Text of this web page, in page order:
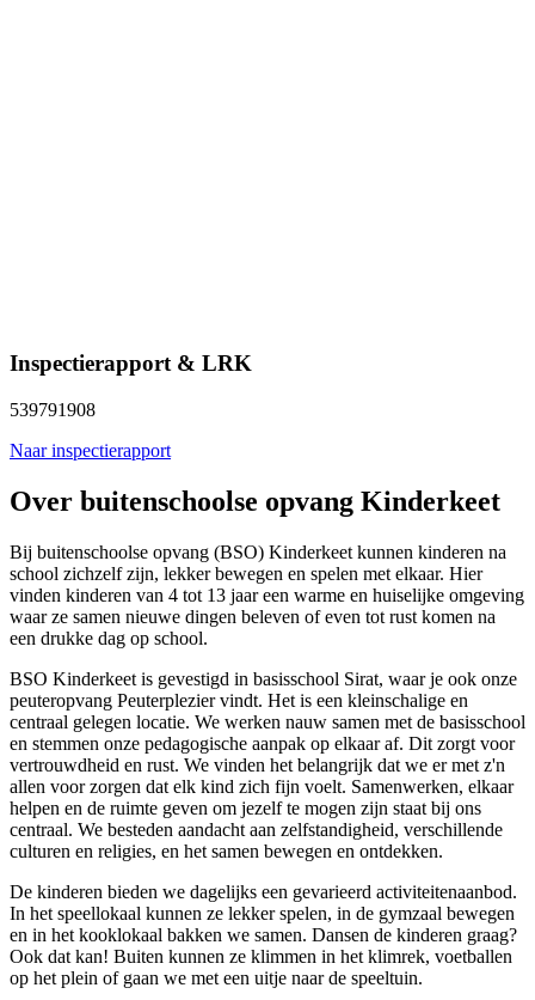
Inspectierapport & LRK
539791908
Naar inspectierapport
Over buitenschoolse opvang Kinderkeet
Bij buitenschoolse opvang (BSO) Kinderkeet kunnen kinderen na
school zichzelf zijn, lekker bewegen en spelen met elkaar. Hier
vinden kinderen van 4 tot 13 jaar een warme en huiselijke omgeving
waar ze samen nieuwe dingen beleven of even tot rust komen na
een drukke dag op school.
BSO Kinderkeet is gevestigd in basisschool Sirat, waar je ook onze
peuteropvang Peuterplezier vindt. Het is een kleinschalige en
centraal gelegen locatie. We werken nauw samen met de basisschool
en stemmen onze pedagogische aanpak op elkaar af. Dit zorgt voor
vertrouwdheid en rust. We vinden het belangrijk dat we er met z'n
allen voor zorgen dat elk kind zich fijn voelt. Samenwerken, elkaar
helpen en de ruimte geven om jezelf te mogen zijn staat bij ons
centraal. We besteden aandacht aan zelfstandigheid, verschillende
culturen en religies, en het samen bewegen en ontdekken.
De kinderen bieden we dagelijks een gevarieerd activiteitenaanbod.
In het speellokaal kunnen ze lekker spelen, in de gymzaal bewegen
en in het kooklokaal bakken we samen. Dansen de kinderen graag?
Ook dat kan! Buiten kunnen ze klimmen in het klimrek, voetballen
op het plein of gaan we met een uitje naar de speeltuin.